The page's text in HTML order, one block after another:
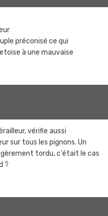
préconisé ce qui
à une mauvaise
vérifie aussi
sur tous les pignons. Un
tordu, c'était le cas
?